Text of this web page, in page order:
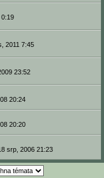
0:19
2011 7:45
23:52
20:24
20:20
srp, 2006 21:23